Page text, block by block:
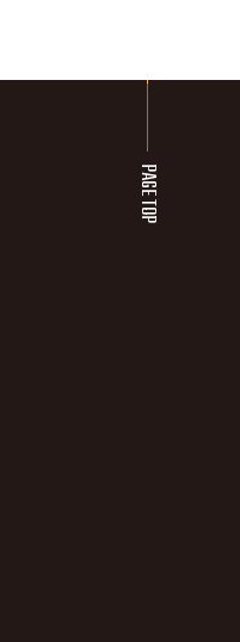
PAGE TOP